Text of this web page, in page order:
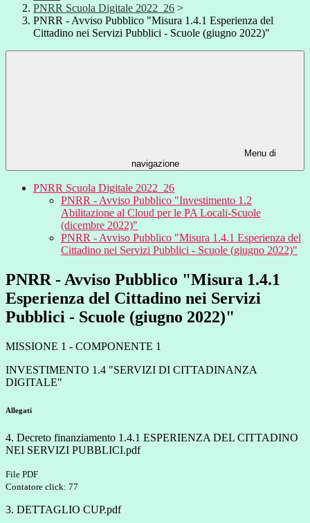
PNRR Scuola Digitale 2022_26 >
PNRR - Avviso Pubblico "Misura 1.4.1 Esperienza del
Cittadino nei Servizi Pubblici - Scuole (giugno 2022)"
Menu di
navigazione
PNRR Scuola Digitale 2022_26
PNRR - Avviso Pubblico "Investimento 1.2
Abilitazione al Cloud per le PA Locali-Scuole
(dicembre 2022)"
PNRR - Avviso Pubblico "Misura 1.4.1 Esperienza del
Cittadino nei Servizi Pubblici - Scuole (giugno 2022)"
PNRR - Avviso Pubblico "Misura 1.4.1
Esperienza del Cittadino nei Servizi
Pubblici - Scuole (giugno 2022)"
MISSIONE 1 - COMPONENTE 1
INVESTIMENTO 1.4 "SERVIZI DI CITTADINANZA
DIGITALE"
Allegati
4. Decreto finanziamento 1.4.1 ESPERIENZA DEL CITTADINO
NEI SERVIZI PUBBLICI.pdf
File PDF
Contatore click: 77
3. DETTAGLIO CUP.pdf